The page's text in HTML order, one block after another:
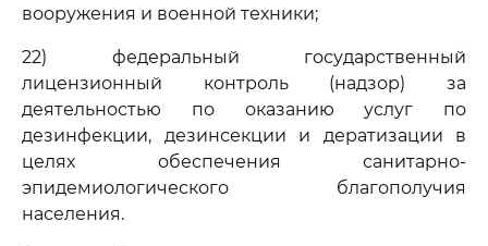
вооружения и военной техники;
22) федеральный государственный
лицензионный контроль (надзор) за
деятельностью по оказанию услуг по
дезинфекции, дезинсекции и дератизации в
целях обеспечения санитарно-
эпидемиологического благополучия
населения.